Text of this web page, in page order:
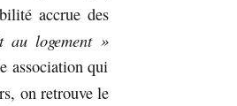
accrue des
au logement »
association qui
on retrouve le